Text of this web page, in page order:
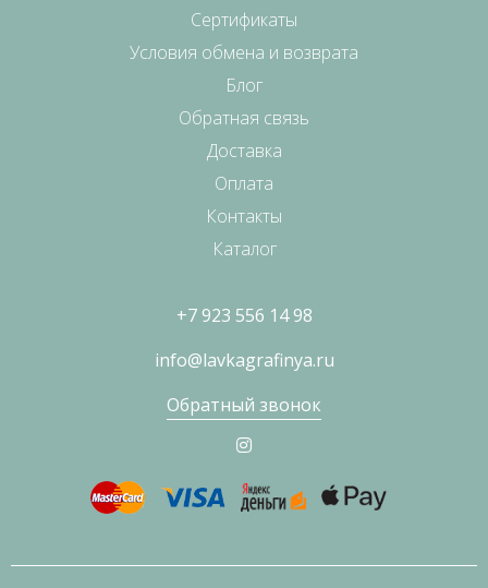
Сертификаты
Условия обмена и возврата
Блог
Обратная связь
Доставка
Оплата
Контакты
Каталог
+7 923 556 14 98
info@lavkagrafinya.ru
Обратный звонок